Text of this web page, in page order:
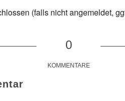
(falls nicht angemeldet,
0
KOMMENTARE